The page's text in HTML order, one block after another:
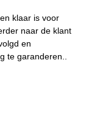
klaar is voor
naar de klant
en
te garanderen..